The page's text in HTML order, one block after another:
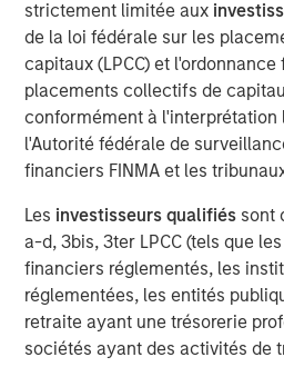
strictement limitée aux
de la loi fédérale sur les
capitaux (LPCC) et
placements collectifs de
conformément à l'interprétation
l'Autorité fédérale de
financiers FINMA et les
Les investisseurs qualifiés sont
a-d, 3bis, 3ter LPCC (tels que
financiers réglementés, les
réglementées, les entités
retraite ayant une trésorerie
sociétés ayant des activités de
In the U.S., October is the
time for trick or treats,
And while there are many
market valuations may not
Why? Because the markets
incorporating 2026 EPS
stable 22x multiple, which
valuation of the equity
6650/6700.